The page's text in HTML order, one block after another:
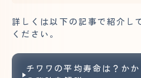
詳しくは以下の記事で紹介し
ください。
チワワの平均寿命は？か